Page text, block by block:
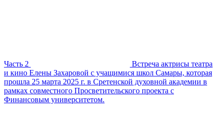
Часть 2
Встреча актрисы театра
и кино Елены Захаровой с учащимися школ Самары, которая
прошла 25 марта 2025 г. в Сретенской духовной академии в
рамках совместного Просветительского проекта с
Финансовым университетом.